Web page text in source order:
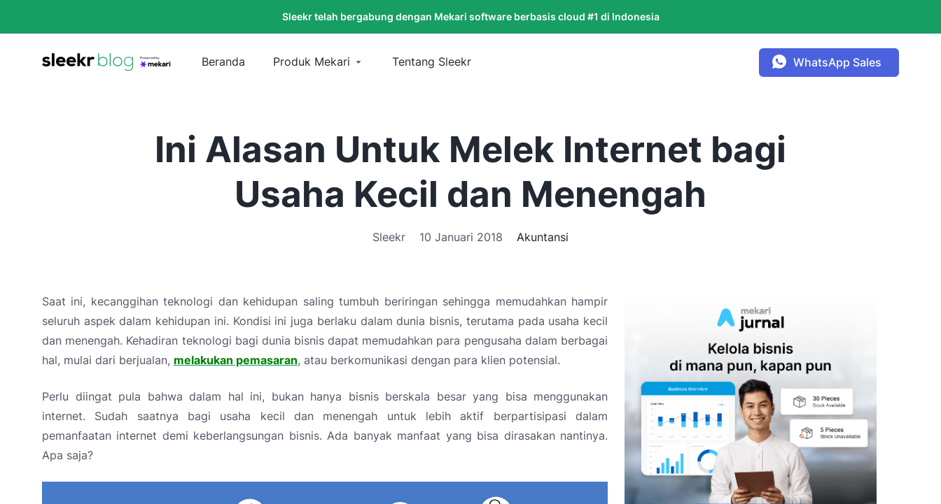
Sleekr telah bergabung dengan Mekari software berbasis cloud #1 di Indonesia
Beranda Produk Mekari Tentang Sleekr WhatsApp Sales
Ini Alasan Untuk Melek Internet bagi
Usaha Kecil dan Menengah
Sleekr 10 Januari 2018 Akuntansi
Saat ini, kecanggihan teknologi dan kehidupan saling tumbuh beriringan sehingga memudahkan hampir
seluruh aspek dalam kehidupan ini. Kondisi ini juga berlaku dalam dunia bisnis, terutama pada usaha kecil
dan menengah. Kehadiran teknologi bagi dunia bisnis dapat memudahkan para pengusaha dalam berbagai
hal, mulai dari berjualan, melakukan pemasaran, atau berkomunikasi dengan para klien potensial.
Perlu diingat pula bahwa dalam hal ini, bukan hanya bisnis berskala besar yang bisa menggunakan
internet. Sudah saatnya bagi usaha kecil dan menengah untuk lebih aktif berpartisipasi dalam
pemanfaatan internet demi keberlangsungan bisnis. Ada banyak manfaat yang bisa dirasakan nantinya.
Apa saja?